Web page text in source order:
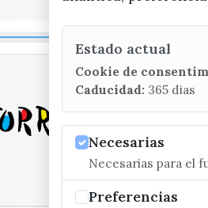
Estado actual
Cookie de
Caducidad: 365 dias
Necesarias
Necesarias para el
Preferencias